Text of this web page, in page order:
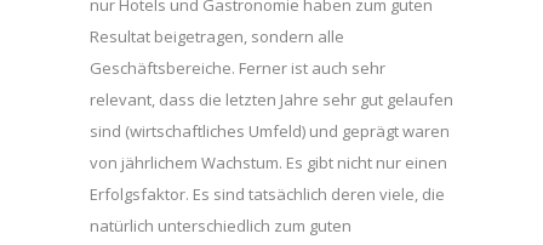
nur Hotels und Gastronomie haben zum guten
Resultat beigetragen, sondern alle
Geschäftsbereiche. Ferner ist auch sehr
relevant, dass die letzten Jahre sehr gut gelaufen
sind (wirtschaftliches Umfeld) und geprägt waren
von jährlichem Wachstum. Es gibt nicht nur einen
Erfolgsfaktor. Es sind tatsächlich deren viele, die
natürlich unterschiedlich zum guten